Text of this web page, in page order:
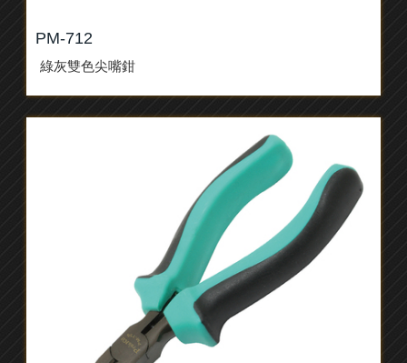
PM-712
綠灰雙色尖嘴鉗